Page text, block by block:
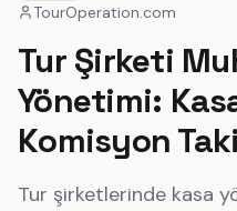
TourOperation.com
Tur Şirketi
Yönetimi:
Komisyon
Tur şirketlerinde kasa